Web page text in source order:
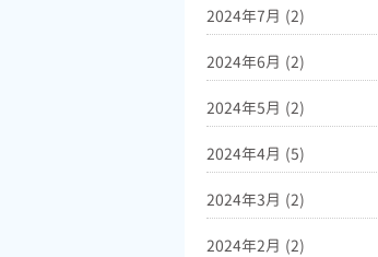
2024年7月 (2)
2024年6月 (2)
2024年5月 (2)
2024年4月 (5)
2024年3月 (2)
2024年2月 (2)